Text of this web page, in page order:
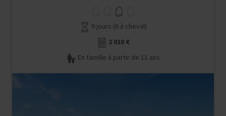
9 jours (6 à cheval)
2 010 €
En famille à partir de 11 ans